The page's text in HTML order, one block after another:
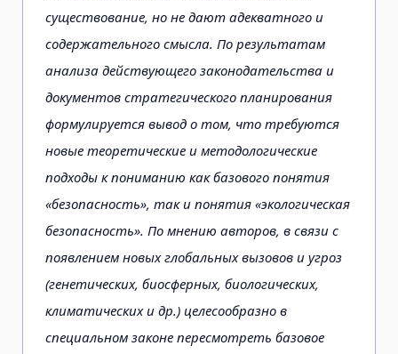
существование, но не дают адекватного и
содержательного смысла. По результатам
анализа действующего законодательства и
документов стратегического планирования
формулируется вывод о том, что требуются
новые теоретические и методологические
подходы к пониманию как базового понятия
«безопасность», так и понятия «экологическая
безопасность». По мнению авторов, в связи с
появлением новых глобальных вызовов и угроз
(генетических, биосферных, биологических,
климатических и др.) целесообразно в
специальном законе пересмотреть базовое